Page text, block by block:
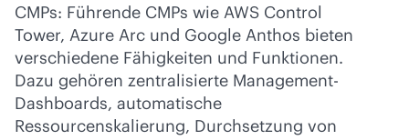
CMPs: Führende CMPs wie AWS Control
Tower, Azure Arc und Google Anthos bieten
verschiedene Fähigkeiten und Funktionen.
Dazu gehören zentralisierte Management-
Dashboards, automatische
Ressourcenskalierung, Durchsetzung von